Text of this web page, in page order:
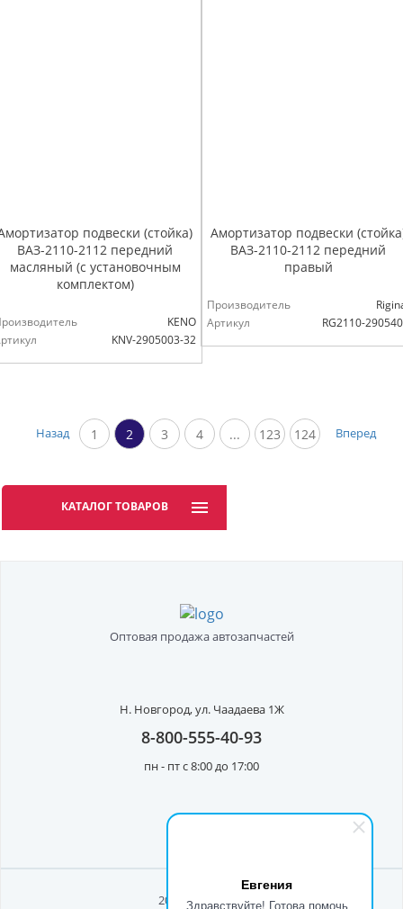
Евгения
Здравствуйте! Готова помочь
подвески (стойка)
ВАЗ-2110-2112 передний
масляный (с установочным
комплектом)
KENO
KNV-2905003-32
Амортизатор подвески
ВАЗ-2110-2112 передний
правый
Производитель
Артикул
RG2110-
Назад Вперед
1 2 3 4 ... 123 124
КАТАЛОГ ТОВАРОВ
Оптовая продажа автозапчастей
Н. Новгород,ул. Чаадаева 1Ж
8-800-555-40-93
пн - пт с 8:00 до 17:00
2026 © ООО Рост"